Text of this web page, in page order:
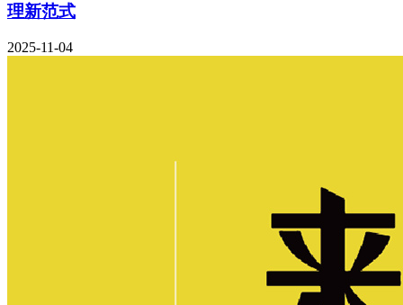
理新范式
2025-11-04